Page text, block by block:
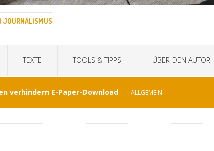
JOURNALISMUS
TEXTE TOOLS & TIPPS ÜBER DEN AUTOR
verhindern E-Paper-Download ALLGEMEIN
Interview mit KI TECHNIK